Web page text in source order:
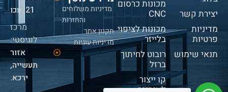
יצירת קשר
מדיניות
פרטיות
תנאי שימוש
מכונות כרסום
CNC
מכונות לציפוי
בלייזר
רובוט לחיתוך
ברזל
קו ייצור
מדיניות משלוחים
והחזרות
תקנון אתר
מדיניות עוגיות
21, עכו
מרכז
לוגיסטי:
אזור
תעשייה,
ירכא.